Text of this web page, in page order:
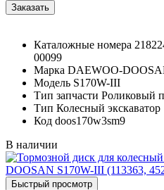
Каталожные номера
00099
Марка DAEWOO-
Модель S170W-III
Тип запчасти Роликовый
Тип Колесный экскаватор
Код doos170w3sm9
В наличии